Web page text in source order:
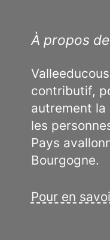
À propos
contributif,
autrement la
les
Pays
Bourgogne.
Pour en